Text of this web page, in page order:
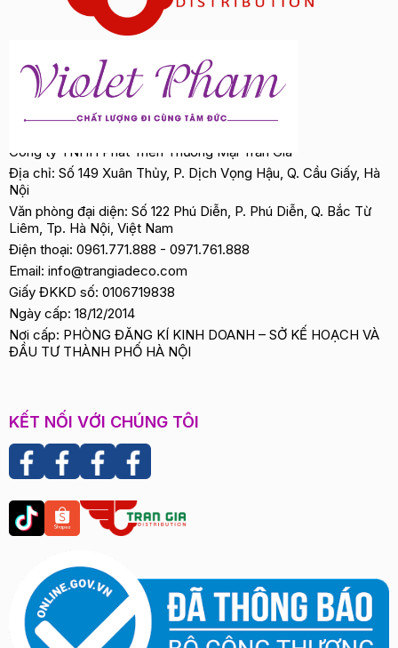
Công ty TNHH Phát Triển Thương Mại Trần Gia
Địa chỉ: Số 149 Xuân Thủy, P. Dịch Vọng Hậu, Q. Cầu Giấy, Hà
Nội
Văn phòng đại diện: Số 122 Phú Diễn, P. Phú Diễn, Q. Bắc Từ
Liêm, Tp. Hà Nội, Việt Nam
Điện thoại: 0961.771.888 - 0971.761.888
Email: info@trangiadeco.com
Giấy ĐKKD số: 0106719838
Ngày cấp: 18/12/2014
Nơi cấp: PHÒNG ĐĂNG KÍ KINH DOANH – SỞ KẾ HOẠCH VÀ
ĐẦU TƯ THÀNH PHỐ HÀ NỘI
KẾT NỐI VỚI CHÚNG TÔI